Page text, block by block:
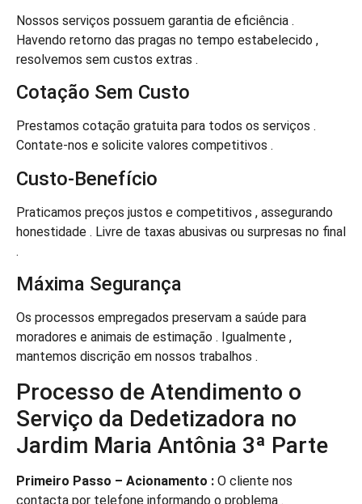
Nossos serviços possuem garantia de eficiência .
Havendo retorno das pragas no tempo estabelecido ,
resolvemos sem custos extras .
Cotação Sem Custo
Prestamos cotação gratuita para todos os serviços .
Contate-nos e solicite valores competitivos .
Custo-Benefício
Praticamos preços justos e competitivos , assegurando
honestidade . Livre de taxas abusivas ou surpresas no final
.
Máxima Segurança
Os processos empregados preservam a saúde para
moradores e animais de estimação . Igualmente ,
mantemos discrição em nossos trabalhos .
Processo de Atendimento o
Serviço da Dedetizadora no
Jardim Maria Antônia 3ª Parte
Primeiro Passo – Acionamento : O cliente nos
contacta por telefone informando o problema .